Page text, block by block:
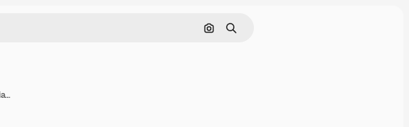
Cerca per immagine
Ricerca
Pagina di destinazione della celebrazione della festa del lavoro dal design piatto